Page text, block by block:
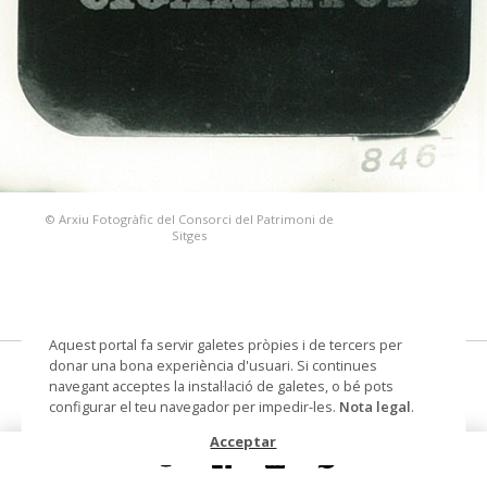
© Arxiu Fotogràfic del Consorci del Patrimoni de
Sitges
pitillera
Col·lecció Col. Dr. Jesús Pérez-Rosales
Aquest portal fa servir galetes pròpies i de tercers per
donar una bona experiència d'usuari. Si continues
navegant acceptes la instal·lació de galetes, o bé pots
configurar el teu navegador per impedir-les. Nota legal.
Acceptar